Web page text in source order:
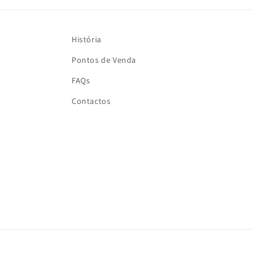
História
Pontos de Venda
FAQs
Contactos